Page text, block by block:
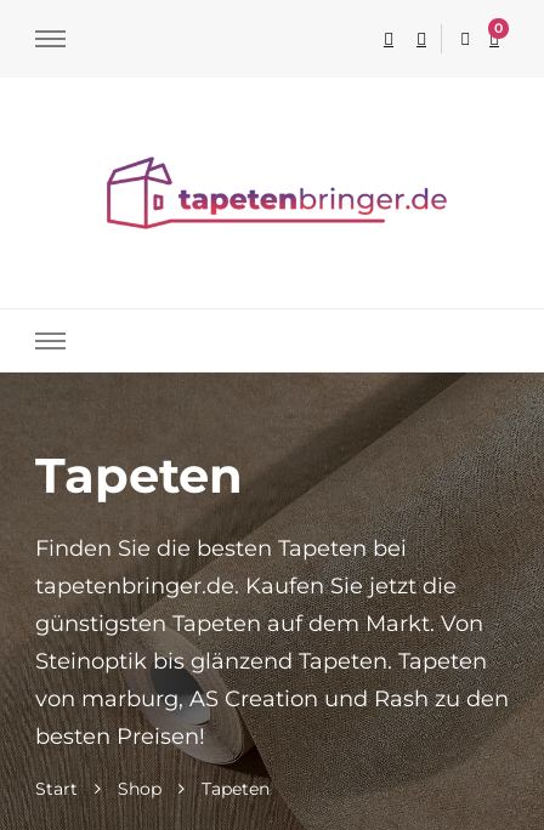
0
Tapeten
Finden Sie die besten Tapeten bei
tapetenbringer.de. Kaufen Sie jetzt die
günstigsten Tapeten auf dem Markt. Von
Steinoptik bis glänzend Tapeten. Tapeten
von marburg, AS Creation und Rash zu den
besten Preisen!
Start Shop Tapeten